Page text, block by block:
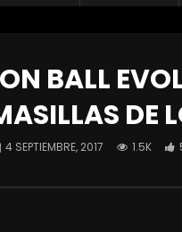
BALL
DE
4 SEPTIEMBRE, 2017 1.5K